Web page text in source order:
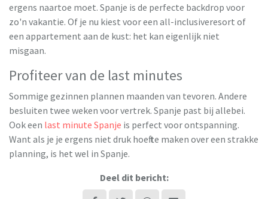
ergens naartoe moet. Spanje is de perfecte backdrop voor
zo'n vakantie. Of je nu kiest voor een all-inclusiveresort of
een appartement aan de kust: het kan eigenlijk niet
misgaan.
Profiteer van de last minutes
Sommige gezinnen plannen maanden van tevoren. Andere
besluiten twee weken voor vertrek. Spanje past bij allebei.
Ook een last minute Spanje is perfect voor ontspanning.
Want als je je ergens niet druk hoeft te maken over een strakke
planning, is het wel in Spanje.
Deel dit bericht: